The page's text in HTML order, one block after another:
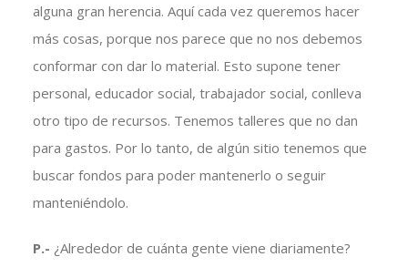
alguna gran herencia. Aquí cada vez queremos hacer
más cosas, porque nos parece que no nos debemos
conformar con dar lo material. Esto supone tener
personal, educador social, trabajador social, conlleva
otro tipo de recursos. Tenemos talleres que no dan
para gastos. Por lo tanto, de algún sitio tenemos que
buscar fondos para poder mantenerlo o seguir
manteniéndolo.
P.- ¿Alrededor de cuánta gente viene diariamente?